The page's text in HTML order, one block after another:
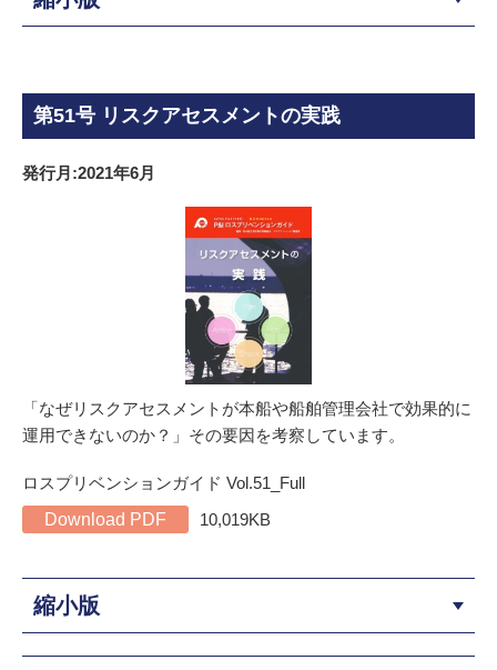
第51号 リスクアセスメントの実践
発行月:2021年6月
「なぜリスクアセスメントが本船や船舶管理会社で効果的に
運用できないのか？」その要因を考察しています。
ロスプリベンションガイド Vol.51_Full
Download PDF
10,019KB
縮小版